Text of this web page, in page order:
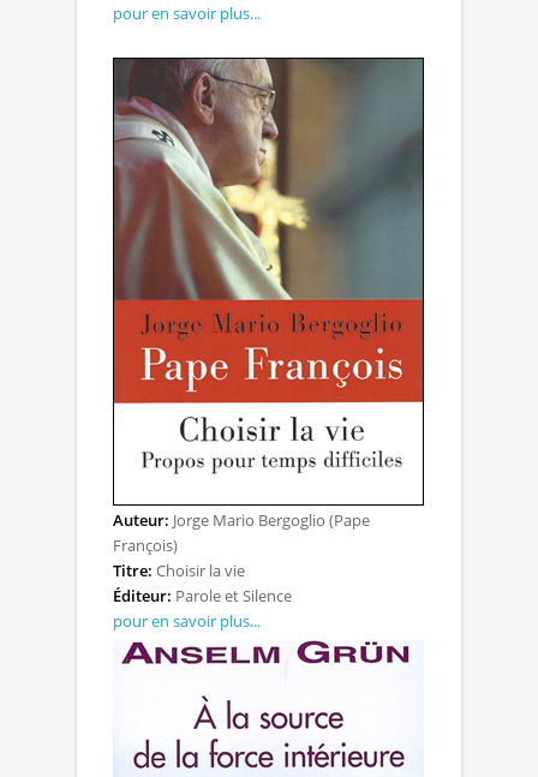
pour en savoir plus...
Auteur: Jorge Mario Bergoglio (Pape
François)
Titre: Choisir la vie
Éditeur: Parole et Silence
pour en savoir plus...